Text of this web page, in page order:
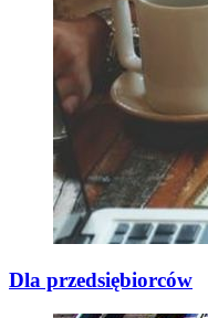
Dla przedsiębiorców